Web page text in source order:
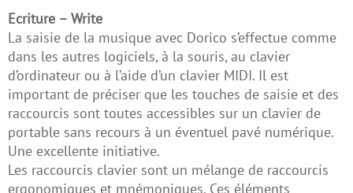
Ecriture – Write
La saisie de la musique avec Dorico s’effectue comme
dans les autres logiciels, à la souris, au clavier
d’ordinateur ou à l’aide d’un clavier MIDI. Il est
important de préciser que les touches de saisie et des
raccourcis sont toutes accessibles sur un clavier de
portable sans recours à un éventuel pavé numérique.
Une excellente initiative.
Les raccourcis clavier sont un mélange de raccourcis
ergonomiques et mnémoniques. Ces éléments